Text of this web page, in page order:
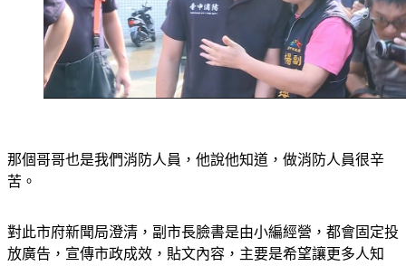
苦。
放廣告，宣傳市政成效，貼文內容，主要是希望讓更多人知
道，消防人員的風險和辛苦，目前首要任務，就是全力協助家